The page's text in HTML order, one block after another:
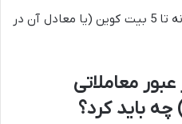
بدون احراز هویت، می توانید روزانه تا 5 بیت کوین (یا معادل آن در
معاملاتی